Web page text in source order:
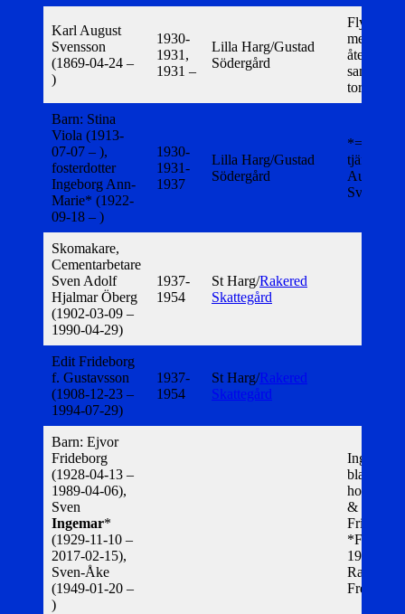
Karl August
Svensson
(1869-04-24 –
)
1930-
1931,
1931 –
Lilla Harg/Gustad
Södergård
Flyttar
men
samma
torpet.
Barn: Stina
Viola (1913-
07-07 – ),
fosterdotter
Ingeborg Ann-
Marie* (1922-
09-18 – )
1930-
1931-
1937
Lilla Harg/Gustad
Södergård
*=d. uä
tjän:an
Augusta
Svensson
Skomakare,
Cementarbetare
Sven Adolf
Hjalmar Öberg
(1902-03-09 –
1990-04-29)
1937-
1954
St Harg/Rakered
Skattegård
Edit Frideborg
f. Gustavsson
(1908-12-23 –
1994-07-29)
1937-
1954
St Harg/Rakered
Skattegård
Barn: Ejvor
Frideborg
(1928-04-13 –
1989-04-06),
Sven
Ingemar*
(1929-11-10 –
2017-02-15),
Sven-Åke
(1949-01-20 –
)
Ingemar
bla arbetat
hos
&
*Flyttar
1952 till
Rakered